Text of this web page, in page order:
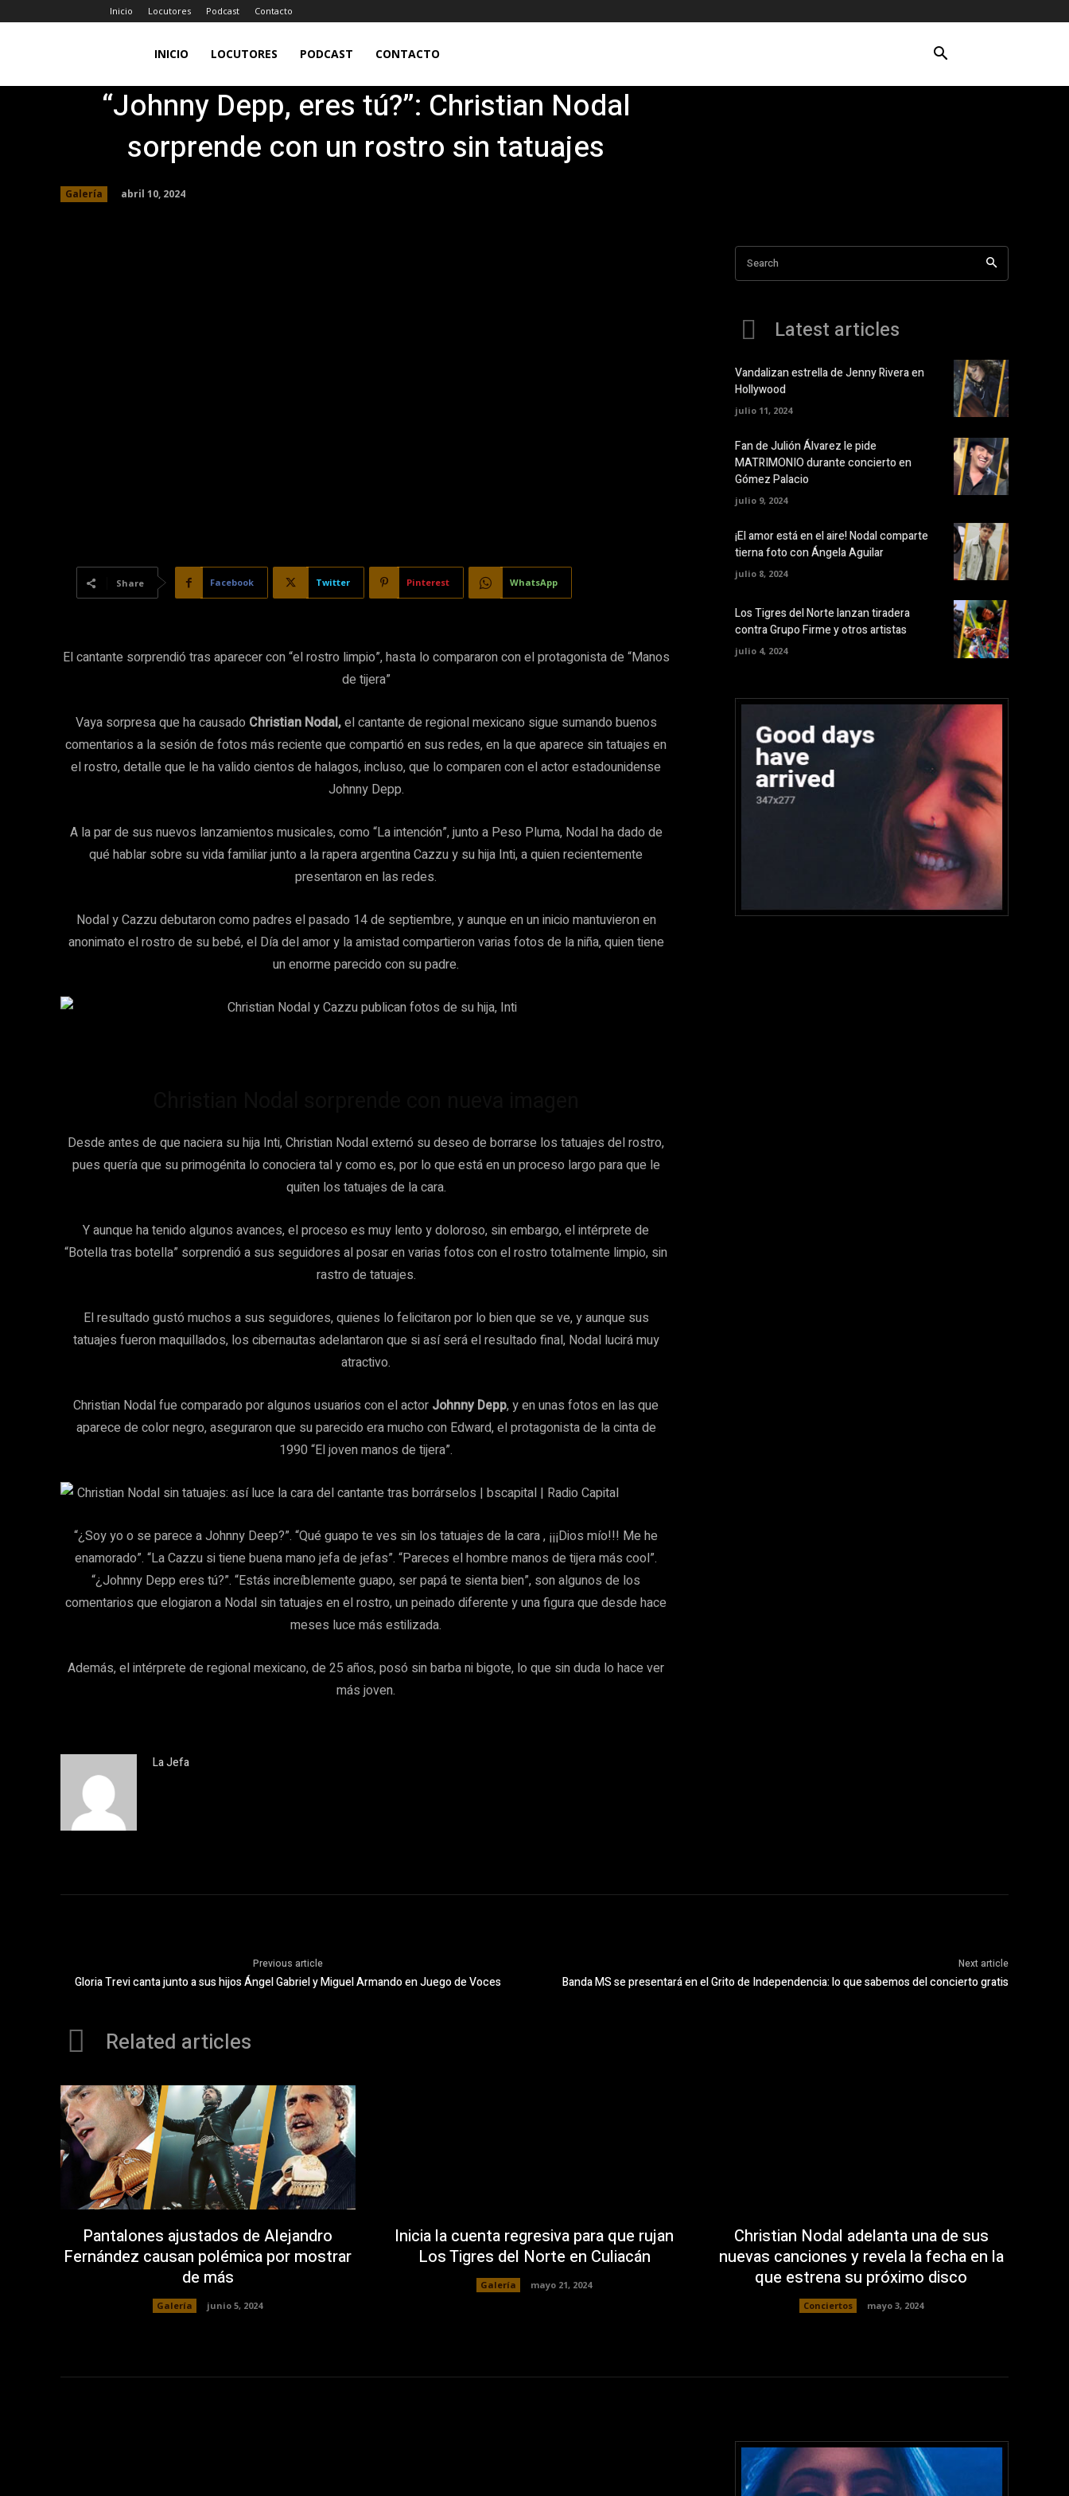
Inicio Locutores Podcast Contacto
JEFA
INICIO LOCUTORES PODCAST CONTACTO
“Johnny Depp, eres tú?”: Christian Nodal
sorprende con un rostro sin tatuajes
Galería abril 10, 2024
Share Facebook Twitter Pinterest WhatsApp
El cantante sorprendió tras aparecer con “el rostro limpio”, hasta lo compararon con el protagonista de “Manos
de tijera”
Vaya sorpresa que ha causado Christian Nodal,el cantante de regional mexicano sigue sumando buenos
comentarios a la sesión de fotos más reciente que compartió en sus redes, en la que aparece sin tatuajes en
el rostro, detalle que le ha valido cientos de halagos, incluso, que lo comparen con el actor estadounidense
Johnny Depp.
A la par de sus nuevos lanzamientos musicales, como “La intención”, junto a Peso Pluma, Nodal ha dado de
qué hablar sobre su vida familiar junto a la rapera argentina Cazzu y su hija Inti, a quien recientemente
presentaron en las redes.
Nodal y Cazzu debutaron como padres el pasado 14 de septiembre, y aunque en un inicio mantuvieron en
anonimato el rostro de su bebé, el Día del amor y la amistad compartieron varias fotos de la niña, quien tiene
un enorme parecido con su padre.
Desde antes de que naciera su hija Inti, Christian Nodal externó su deseo de borrarse los tatuajes del rostro,
pues quería que su primogénita lo conociera tal y como es, por lo que está en un proceso largo para que le
quiten los tatuajes de la cara.
Y aunque ha tenido algunos avances, el proceso es muy lento y doloroso, sin embargo, el intérprete de
“Botella tras botella” sorprendió a sus seguidores al posar en varias fotos con el rostro totalmente limpio, sin
rastro de tatuajes.
El resultado gustó muchos a sus seguidores, quienes lo felicitaron por lo bien que se ve, y aunque sus
tatuajes fueron maquillados, los cibernautas adelantaron que si así será el resultado final, Nodal lucirá muy
atractivo.
Christian Nodal fue comparado por algunos usuarios con el actor Johnny Depp, y en unas fotos en las que
aparece de color negro, aseguraron que su parecido era mucho con Edward, el protagonista de la cinta de
1990 “El joven manos de tijera”.
“¿Soy yo o se parece a Johnny Deep?”. “Qué guapo te ves sin los tatuajes de la cara , ¡¡¡Dios mío!!! Me he
enamorado”. “La Cazzu si tiene buena mano jefa de jefas”. “Pareces el hombre manos de tijera más cool”.
“¿Johnny Depp eres tú?”. “Estás increíblemente guapo, ser papá te sienta bien”, son algunos de los
comentarios que elogiaron a Nodal sin tatuajes en el rostro, un peinado diferente y una figura que desde hace
meses luce más estilizada.
Además, el intérprete de regional mexicano, de 25 años, posó sin barba ni bigote, lo que sin duda lo hace ver
más joven.
La Jefa
Search
Latest articles
Vandalizan estrella de Jenny Rivera en
Hollywood
julio 11, 2024
Fan de Julión Álvarez le pide
MATRIMONIO durante concierto en
Gómez Palacio
julio 9, 2024
¡El amor está en el aire! Nodal comparte
tierna foto con Ángela Aguilar
julio 8, 2024
Los Tigres del Norte lanzan tiradera
contra Grupo Firme y otros artistas
julio 4, 2024
Previous article
Gloria Trevi canta junto a sus hijos Ángel Gabriel y Miguel Armando en Juego de Voces
Next article
Banda MS se presentará en el Grito de Independencia: lo que sabemos del concierto gratis
Related articles
Pantalones ajustados de Alejandro
Fernández causan polémica por mostrar
de más
Galería junio 5, 2024
Inicia la cuenta regresiva para que rujan
Los Tigres del Norte en Culiacán
Galería mayo 21, 2024
Christian Nodal adelanta una de sus
nuevas canciones y revela la fecha en la
que estrena su próximo disco
Conciertos mayo 3, 2024